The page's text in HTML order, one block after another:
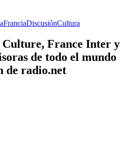
FranciaDiscusiónCultura
Culture, France Inter y
de todo el mundo
de radio.net